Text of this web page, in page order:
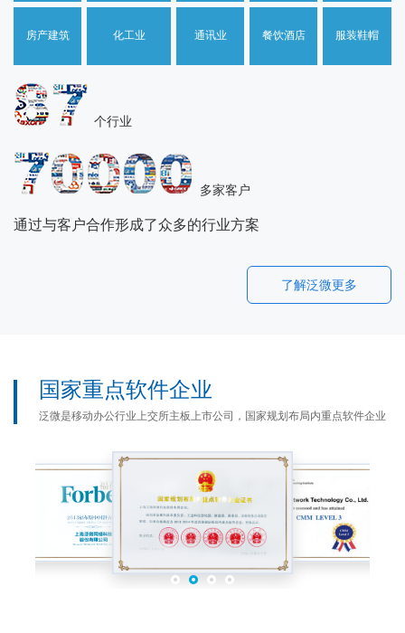
房产建筑 化工业 通讯业 餐饮酒店 服装鞋帽
个行业
多家客户
通过与客户合作形成了众多的行业方案
了解泛微更多
国家重点软件企业
泛微是移动办公行业上交所主板上市公司，国家规划布局内重点软件企业